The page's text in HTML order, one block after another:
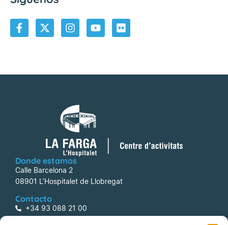
Donde estamos
Calle Barcelona 2
08901 L’Hospitalet de Llobregat
Contacto
+34 93 088 21 00